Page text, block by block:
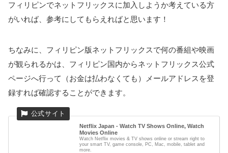
フィリピンでネットフリックスに加入しようか考えている方
がいれば、参考にしてもらえればと思います！
ちなみに、フィリピン版ネットフリックスで何の番組や映画
が観られるかは、フィリピン国内からネットフリックス公式
ページへ行って（お金は払わなくても）メールアドレスを登
録すれば確認することができます。
Netflix Japan - Watch TV Shows Online, Watch
Movies Online
Watch Netflix movies & TV shows online or stream right to
your smart TV, game console, PC, Mac, mobile, tablet and
more.